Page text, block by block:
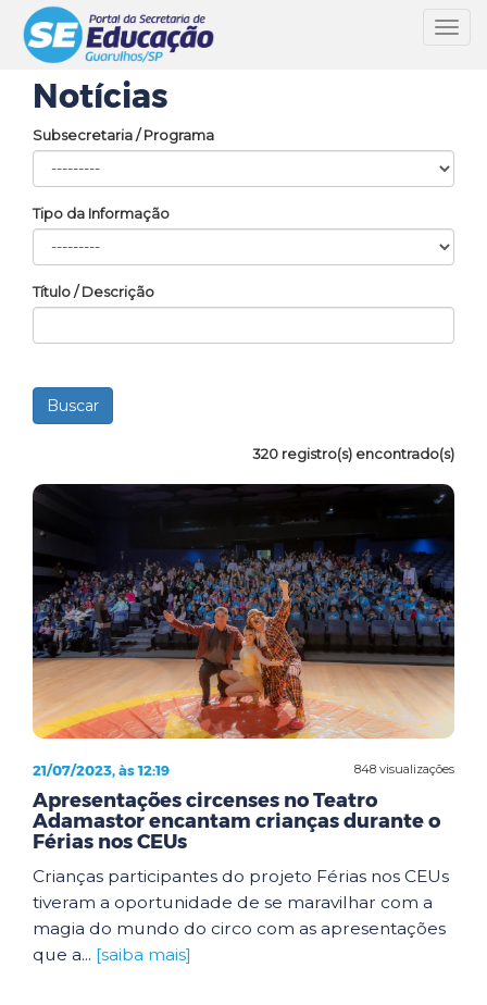
Notícias
Subsecretaria / Programa
Tipo da Informação
Título / Descrição
320 registro(s) encontrado(s)
848 visualizações
21/07/2023, às 12:19
Apresentações circenses no Teatro
Adamastor encantam crianças durante o
Férias nos CEUs
Crianças participantes do projeto Férias nos CEUs
tiveram a oportunidade de se maravilhar com a
magia do mundo do circo com as apresentações
que a... [saiba mais]